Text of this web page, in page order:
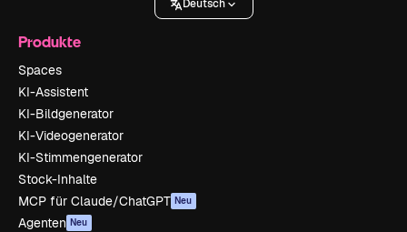
Deutsch
Produkte
Spaces
KI-Assistent
KI-Bildgenerator
KI-Videogenerator
KI-Stimmengenerator
Stock-Inhalte
MCP für Claude/ChatGPT Neu
Agenten Neu